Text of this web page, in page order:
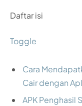
Daftar isi
Toggle
Cara
Cair dengan
APK Penghasil